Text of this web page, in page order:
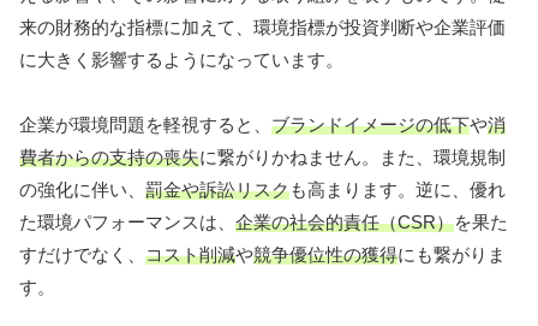
来の財務的な指標に加えて、環境指標が投資判断や企業評価
に大きく影響するようになっています。
企業が環境問題を軽視すると、 ブランドイメージの低下や消
費者からの支持の喪失に繋がりかねません。また、環境規制
の強化に伴い、 罰金や訴訟リスクも高まります。逆に、優れ
た環境パフォーマンスは、 企業の社会的責任（CSR）を果た
すだけでなく、 コスト削減や競争優位性の獲得にも繋がりま
す。